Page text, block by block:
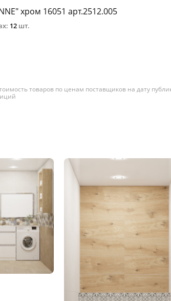
хром 16051 арт.2512.005
12 шт.
товаров по ценам поставщиков на дату